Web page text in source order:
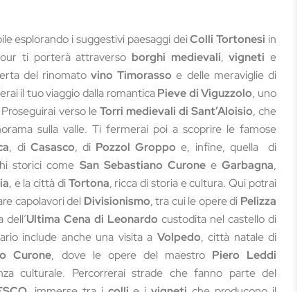
esplorando i suggestivi paesaggi deiColli Tortonesi in
ti porterà attraverso borghi medievali,vigneti e
del rinomatovino Timorasso e delle meraviglie di
il tuo viaggio dalla romanticaPieve di Viguzzolo, uno
verso leTorri medievali di Sant’Aloisio, che
sulla valle. Ti fermerai poi a scoprire le famose
, di Casasco, di Pozzol Groppo e, infine, quella di
storici come San Sebastiano CuroneeGarbagna,
, e la città diTortona, ricca di storia e cultura. Qui potrai
capolavori del Divisionismo, tra cui le opere di Pelizza
dell’Ultima Cena di Leonardo custodita nel castello di
include anche una visita a Volpedo, città natale di
Curone, dove le opere del maestro Piero Leddi
culturale. Percorrerai strade che fanno parte del